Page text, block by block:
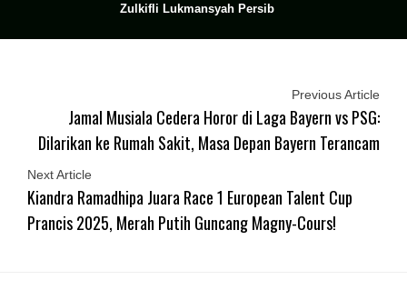
Zulkifli Lukmansyah Persib
Previous Article
Jamal Musiala Cedera Horor di Laga Bayern vs PSG:
Dilarikan ke Rumah Sakit, Masa Depan Bayern Terancam
Next Article
Kiandra Ramadhipa Juara Race 1 European Talent Cup
Prancis 2025, Merah Putih Guncang Magny-Cours!